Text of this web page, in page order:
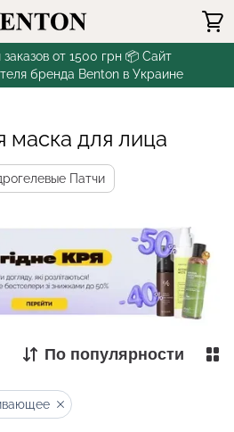
от 1500 грн 📦 Сайт
бренда Benton в Украине
для лица
Патчи
По популярности